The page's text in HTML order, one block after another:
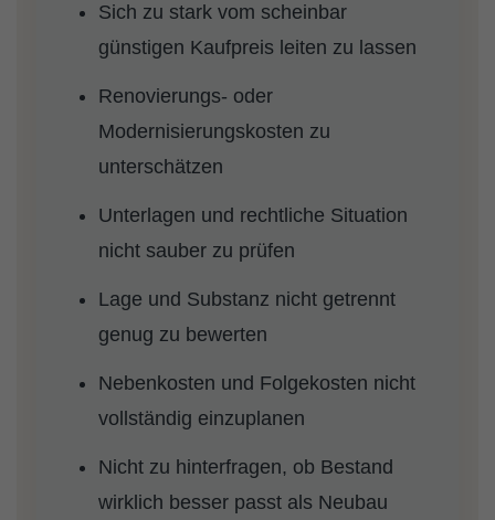
Sich zu stark vom scheinbar
günstigen Kaufpreis leiten zu lassen
Renovierungs- oder
Modernisierungskosten zu
unterschätzen
Unterlagen und rechtliche Situation
nicht sauber zu prüfen
Lage und Substanz nicht getrennt
genug zu bewerten
Nebenkosten und Folgekosten nicht
vollständig einzuplanen
Nicht zu hinterfragen, ob Bestand
wirklich besser passt als Neubau